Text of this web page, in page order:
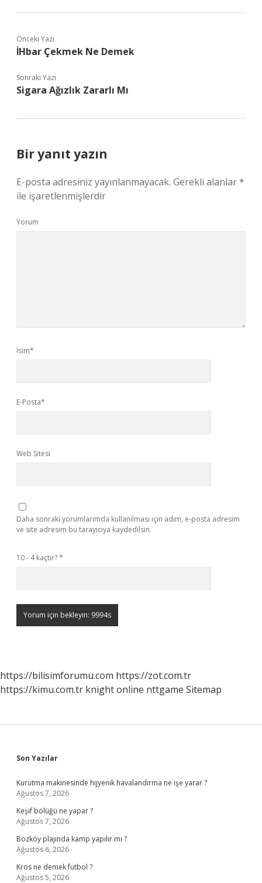
Önceki Yazı
İHbar Çekmek Ne Demek
Sonraki Yazı
Sigara Ağızlık Zararlı Mı
Bir yanıt yazın
E-posta adresiniz yayınlanmayacak. Gerekli alanlar*
ile işaretlenmişlerdir
Yorum
İsim*
E-Posta*
Web Sitesi
Daha sonraki yorumlarımda kullanılması için adım, e-posta adresim
ve site adresim bu tarayıcıya kaydedilsin.
10 - 4 kaçtır?*
https://bilisimforumu.com https://zot.com.tr
https://kimu.com.tr knight online nttgame Sitemap
Sidebar
Son Yazılar
Kurutma makinesinde hijyenik havalandırma ne işe yarar ?
Ağustos 7, 2026
Keşif bölüğü ne yapar ?
Ağustos 7, 2026
Bozköy plajında kamp yapılır mı ?
Ağustos 6, 2026
Kros ne demek futbol ?
Ağustos 5, 2026